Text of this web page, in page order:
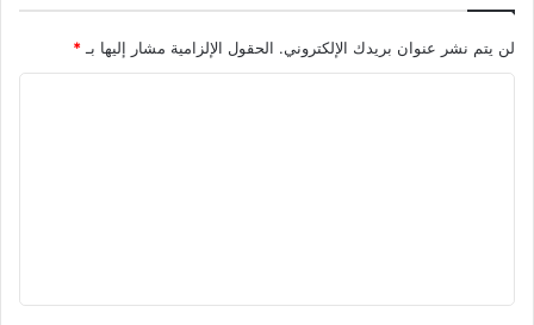
لن يتم نشر عنوان بريدك الإلكتروني. الحقول الإلزامية مشار إليها بـ*
ق